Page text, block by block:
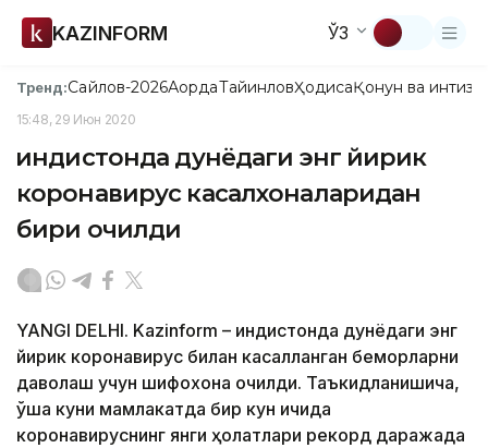
KAZINFORM ЎЗ
Тренд:Сайлов-2026АқордаТайинловҲодисаҚонун ва
15:48, 29 Июн 2020
Ҳиндистонда дунёдаги энг йирик
коронавирус касалхоналаридан
бири очилди
YANGI DELHI. Kazinform – Ҳиндистонда дунёдаги энг
йирик коронавирус билан касалланган беморларни
даволаш учун шифохона очилди. Таъкидланишича,
ўша куни мамлакатда бир кун ичида
коронавируснинг янги ҳолатлари рекорд даражада